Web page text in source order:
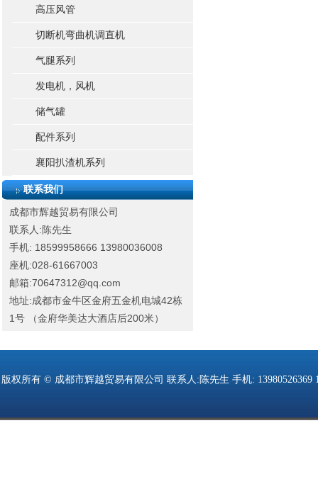
高压风管
切断机弯曲机调直机
气腿系列
发电机，风机
储气罐
配件系列
襄阳扒渣机系列
联系我们
成都市辉越贸易有限公司
联系人:陈先生
手机: 18599958666 13980036008
座机:028-61667003
邮箱:70647312@qq.com
地址:成都市金牛区金府五金机电城42栋
1号 （金府华美达大酒店后200米）
版权所有 © 成都市辉越贸易有限公司 联系人:陈先生 手机: 13980526369